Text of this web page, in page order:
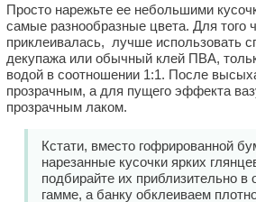
Просто нарежьте ее небольшими
самые разнообразные цвета. Для того
приклеивалась, лучше использовать
декупажа или обычный клей ПВА,
водой в соотношении 1:1. После
прозрачным, а для пущего эффекта
прозрачным лаком.
Кстати, вместо гофрированной
нарезанные кусочки ярких
подбирайте их приблизительно в
гамме, а банку обклеиваем